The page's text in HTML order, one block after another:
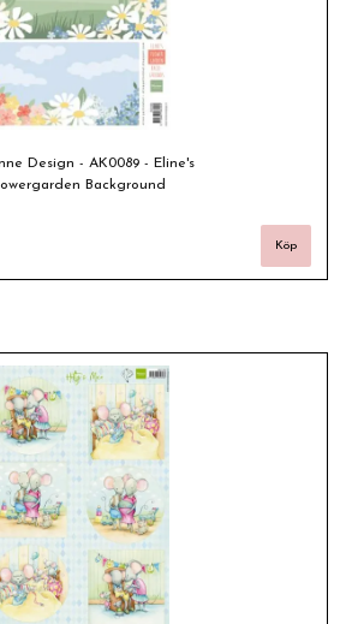
Design - AK0089 - Eline's
Background